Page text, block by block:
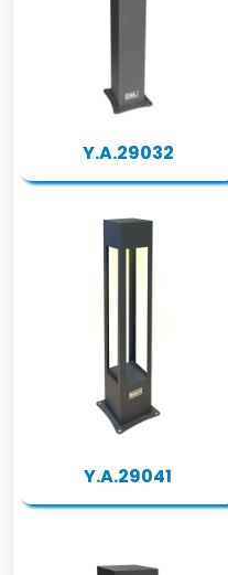
Y.A.29032
Y.A.29041